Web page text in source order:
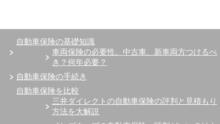
自動車保険の基礎知識
車両保険の必要性。中古車、新車両方つけるべ
き？何年必要？
自動車保険の手続き
自動車保険を比較
三井ダイレクトの自動車保険の評判と見積もり
方法を大解説